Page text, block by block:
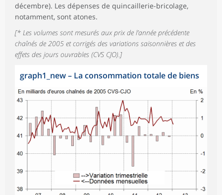
décembre). Les dépenses de quincaillerie-bricolage,
notamment, sont atones.
[* Les volumes sont mesurés aux prix de l’année précédente
chaînés de 2005 et corrigés des variations saisonnières et des
effets des jours ouvrables (CVS CJO).]
graph1_new– La consommation totale de biens